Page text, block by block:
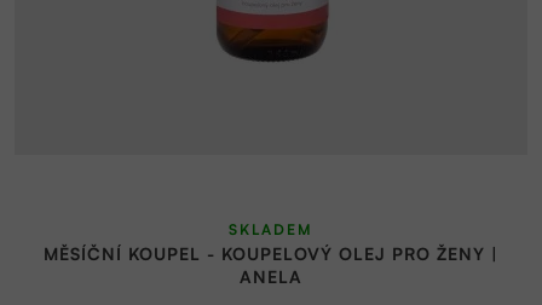
MĚSÍČNÍ KOUPEL - KOUPELOVÝ OLEJ PRO ŽENY |
ANELA
SKLADEM